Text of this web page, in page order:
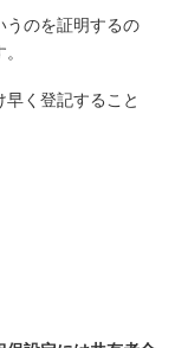
うのを証明するの
く登記すること